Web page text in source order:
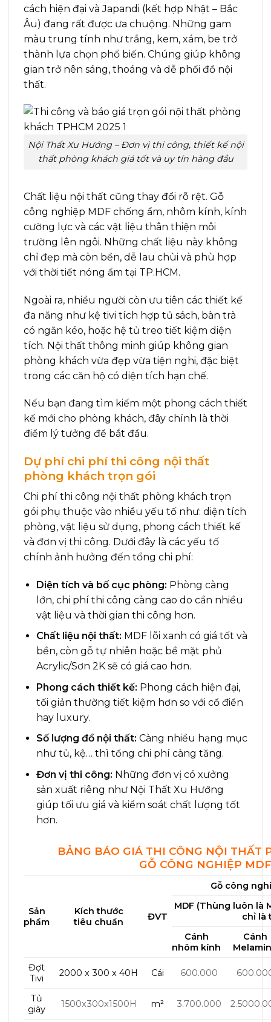
cách hiện đại và Japandi (kết hợp Nhật – Bắc
Âu) đang rất được ưa chuộng. Những gam
màu trung tính như trắng, kem, xám, be trở
thành lựa chọn phổ biến. Chúng giúp không
gian trở nên sáng, thoáng và dễ phối đồ nội
thất.
Nội Thất Xu Hướng – Đơn vị thi công, thiết kế nội
thất phòng khách giá tốt và uy tín hàng đầu
Chất liệu nội thất cũng thay đổi rõ rệt. Gỗ
công nghiệp MDF chống ẩm, nhôm kính, kính
cường lực và các vật liệu thân thiện môi
trường lên ngôi. Những chất liệu này không
chỉ đẹp mà còn bền, dễ lau chùi và phù hợp
với thời tiết nóng ẩm tại TP.HCM.
Ngoài ra, nhiều người còn ưu tiên các thiết kế
đa năng như kệ tivi tích hợp tủ sách, bàn trà
có ngăn kéo, hoặc hệ tủ treo tiết kiệm diện
tích. Nội thất thông minh giúp không gian
phòng khách vừa đẹp vừa tiện nghi, đặc biệt
trong các căn hộ có diện tích hạn chế.
Nếu bạn đang tìm kiếm một phong cách thiết
kế mới cho phòng khách, đây chính là thời
điểm lý tưởng để bắt đầu.
Dự phí chi phí thi công nội thất
phòng khách trọn gói
Chi phí thi công nội thất phòng khách trọn
gói phụ thuộc vào nhiều yếu tố như: diện tích
phòng, vật liệu sử dụng, phong cách thiết kế
và đơn vị thi công. Dưới đây là các yếu tố
chính ảnh hưởng đến tổng chi phí:
Diện tích và bố cục phòng: Phòng càng
lớn, chi phí thi công càng cao do cần nhiều
vật liệu và thời gian thi công hơn.
Chất liệu nội thất: MDF lõi xanh có giá tốt và
bền, còn gỗ tự nhiên hoặc bề mặt phủ
Acrylic/Sơn 2K sẽ có giá cao hơn.
Phong cách thiết kế: Phong cách hiện đại,
tối giản thường tiết kiệm hơn so với cổ điển
hay luxury.
Số lượng đồ nội thất: Càng nhiều hạng mục
như tủ, kệ… thì tổng chi phí càng tăng.
Đơn vị thi công: Những đơn vị có xưởng
sản xuất riêng như Nội Thất Xu Hướng
giúp tối ưu giá và kiểm soát chất lượng tốt
hơn.
BẢNG BÁO GIÁ THI CÔNG NỘI THẤT
GỖ CÔNG NGHIỆP MDF
Sản
phẩm
Kích thước
tiêu chuẩn
ĐVT
Gỗ công
MDF (Thùng luôn là
chỉ là
Cánh
nhôm kính
Cánh
Đợt
Tivi
2000 x 300 x 40H Cái 600.000
Tủ
giày
1500x300x1500H m² 3.700.000